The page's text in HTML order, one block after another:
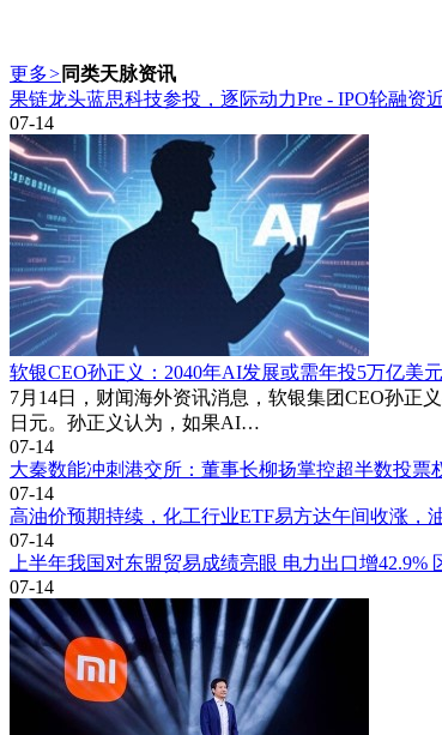
更多> 同类天脉资讯
果链龙头蓝思科技参投，逐际动力Pre - IPO轮融资
07-14
软银CEO孙正义：2040年AI发展或需年投5万亿美
7月14日，财闻海外资讯消息，软银集团CEO孙正
日元。孙正义认为，如果AI…
07-14
大秦数能冲刺港交所：董事长柳扬掌控超半数投票
07-14
高油价预期持续，化工行业ETF易方达午间收涨，
07-14
上半年我国对东盟贸易成绩亮眼 电力出口增42.9%
07-14